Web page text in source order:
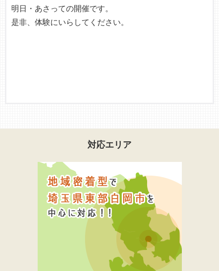
明日・あさっての開催です。
是非、体験にいらしてください。
対応エリア